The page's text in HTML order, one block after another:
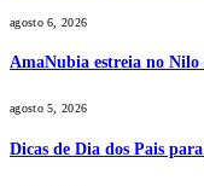
agosto 6, 2026
AmaNubia estreia no
agosto 5, 2026
Dicas de Dia dos Pais